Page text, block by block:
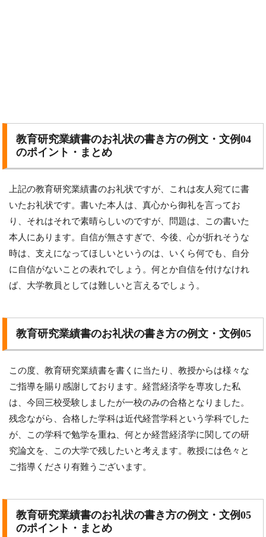
教育研究業績書のお礼状の書き方の例文・文例04
のポイント・まとめ
上記の教育研究業績書のお礼状ですが、これは友人宛てに書
いたお礼状です。書いた本人は、真心から御礼を言ってお
り、それはそれで素晴らしいのですが、問題は、この書いた
本人にあります。自信が無さすぎで、今後、心が折れそうな
時は、支えになってほしいというのは、いくら何でも、自分
に自信がないことの表れでしょう。何とか自信を付けなけれ
ば、大学教員としては難しいと言えるでしょう。
教育研究業績書のお礼状の書き方の例文・文例05
この度、教育研究業績書を書くに当たり、教授からは様々な
ご指導を賜り感謝しております。経営経済学を専攻した私
は、今回三校受験しましたが一校のみの合格となりました。
残念ながら、合格した学科は近代経営学科という学科でした
が、この学科で勉学を重ね、何とか経営経済学に関しての研
究論文を、この大学で残したいと考えます。教授には色々と
ご指導くださり有難うございます。
教育研究業績書のお礼状の書き方の例文・文例05
のポイント・まとめ